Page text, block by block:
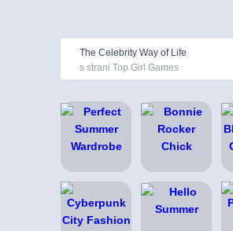
The Celebrity Way of Life
s strani Top Girl Games